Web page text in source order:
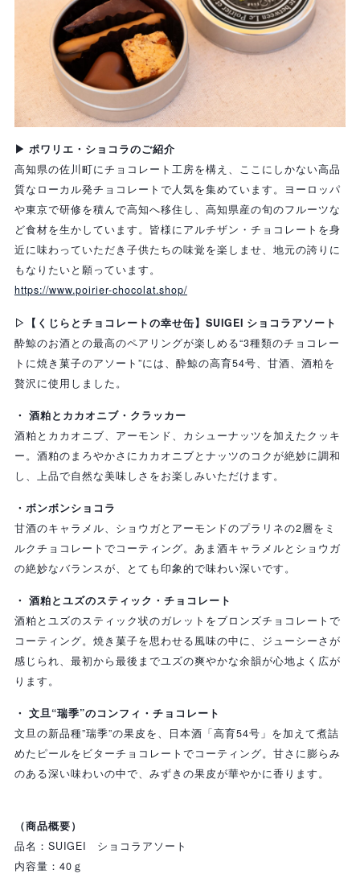
▶ ポワリエ・ショコラのご紹介
高知県の佐川町にチョコレート工房を構え、ここにしかない高品
質なローカル発チョコレートで人気を集めています。ヨーロッパ
や東京で研修を積んで高知へ移住し、高知県産の旬のフルーツな
ど食材を生かしています。皆様にアルチザン・チョコレートを身
近に味わっていただき子供たちの味覚を楽しませ、地元の誇りに
もなりたいと願っています。
https://www.poirier-chocolat.shop/
▷【くじらとチョコレートの幸せ缶】SUIGEI ショコラアソート
酔鯨のお酒との最高のペアリングが楽しめる“3種類のチョコレー
トに焼き菓子のアソート”には、酔鯨の高育54号、甘酒、酒粕を
贅沢に使用しました。
・ 酒粕とカカオニブ・クラッカー
酒粕とカカオニブ、アーモンド、カシューナッツを加えたクッキ
ー。酒粕のまろやかさにカカオニブとナッツのコクが絶妙に調和
し、上品で自然な美味しさをお楽しみいただけます。
・ボンボンショコラ
甘酒のキャラメル、ショウガとアーモンドのプラリネの2層をミ
ルクチョコレートでコーティング。あま酒キャラメルとショウガ
の絶妙なバランスが、とても印象的で味わい深いです。
・ 酒粕とユズのスティック・チョコレート
酒粕とユズのスティック状のガレットをブロンズチョコレートで
コーティング。焼き菓子を思わせる風味の中に、ジューシーさが
感じられ、最初から最後までユズの爽やかな余韻が心地よく広が
ります。
・ 文旦“瑞季”のコンフィ・チョコレート
文旦の新品種”瑞季”の果皮を、日本酒「高育54号」を加えて煮詰
めたピールをビターチョコレートでコーティング。甘さに膨らみ
のある深い味わいの中で、みずきの果皮が華やかに香ります。
（商品概要）
品名：SUIGEI ショコラアソート
内容量：40ｇ